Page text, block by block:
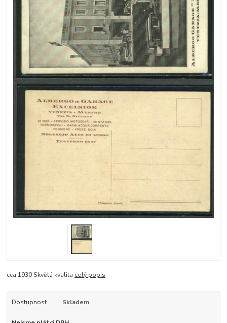
cca 1930 Skvělá kvalita celý popis
Dostupnost Skladem